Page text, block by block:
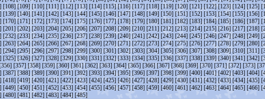
[108] [109] [110] [111] [112] [113] [114] [115] [116] [117] [118] [119] [120] [121] [122] [123] [124] [125]
[139] [140] [141] [142] [143] [144] [145] [146] [147] [148] [149] [150] [151] [152] [153] [154] [155] [156]
[170] [171] [172] [173] [174] [175] [176] [177] [178] [179] [180] [181] [182] [183] [184] [185] [186] [187]
[201] [202] [203] [204] [205] [206] [207] [208] [209] [210] [211] [212] [213] [214] [215] [216] [217] [218]
[232] [233] [234] [235] [236] [237] [238] [239] [240] [241] [242] [243] [244] [245] [246] [247] [248] [249]
[263] [264] [265] [266] [267] [268] [269] [270] [271] [272] [273] [274] [275] [276] [277] [278] [279] [280]
[294] [295] [296] [297] [298] [299] [300] [301] [302] [303] [304] [305] [306] [307] [308] [309] [310] [311]
[325] [326] [327] [328] [329] [330] [331] [332] [333] [334] [335] [336] [337] [338] [339] [340] [341] [342]
[356] [357] [358] [359] [360] [361] [362] [363] [364] [365] [366] [367] [368] [369] [370] [371] [372] [373]
[387] [388] [389] [390] [391] [392] [393] [394] [395] [396] [397] [398] [399] [400] [401] [402] [403] [404]
[418] [419] [420] [421] [422] [423] [424] [425] [426] [427] [428] [429] [430] [431] [432] [433] [434] [435]
[449] [450] [451] [452] [453] [454] [455] [456] [457] [458] [459] [460] [461] [462] [463] [464] [465] [466]
[480] [481] [482] [483] [484] [485]